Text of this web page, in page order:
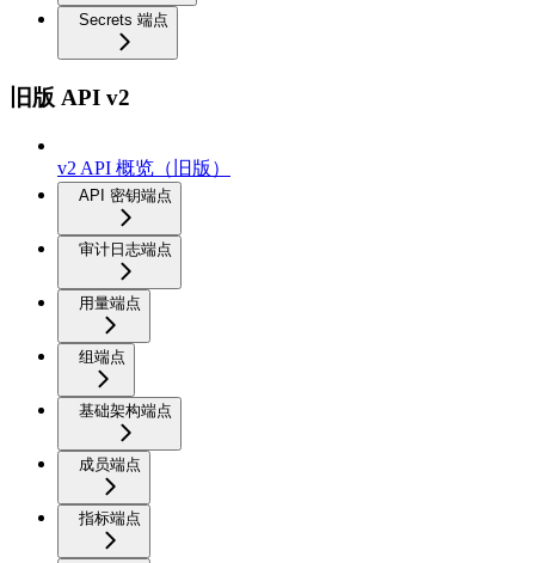
Secrets 端点
旧版 API v2
v2 API 概览（旧版）
API 密钥端点
审计日志端点
用量端点
组端点
基础架构端点
成员端点
指标端点